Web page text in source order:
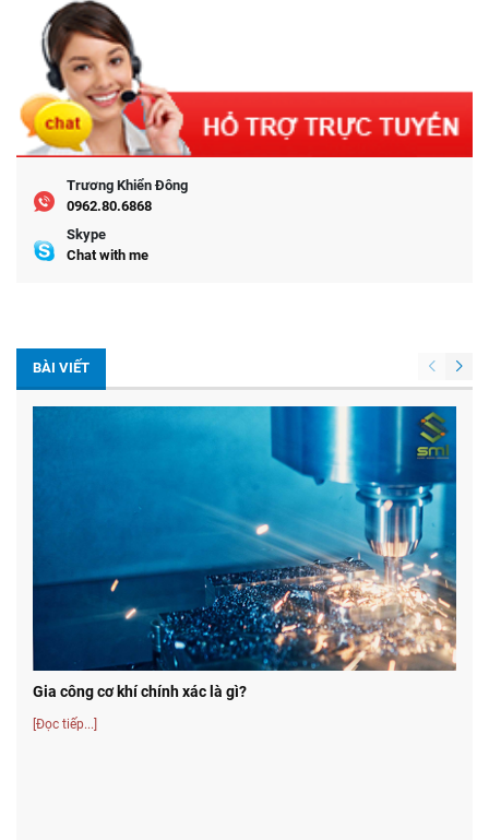
Trương Khiển Đông
0962.80.6868
Skype
Chat with me
BÀI VIẾT
Gia công cơ khí chính xác là gì?
[Đọc tiếp...]